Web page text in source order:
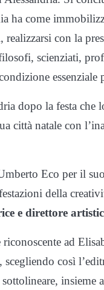
ha come
realizzarsi con la
scienziati,
dopo la festa
città natale con
Eco per il
della
e direttore
ad
così